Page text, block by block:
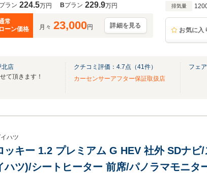
プラン 224.5万円 Bプラン 229.9万円
常
ローン価格
月々 23,000円 詳細を見る
排気量
お気に入
北店
て頂きます！
クチコミ評価： 4.7点（41件）
カーセンサーアフター保証取扱店
フェ
ハツ
ッキー 1.2 プレミアム G HEV 社外 SDナ
ハツ)/シートヒーター 前席/パノラマモニタ